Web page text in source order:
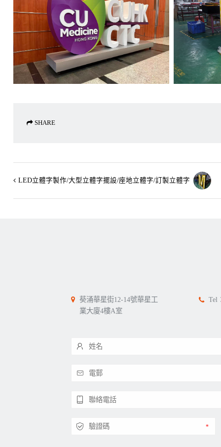
SHARE
LED立體字製作/大型立體字擺設/座地立體字/訂製立體字
葵涌華星街12-14號華星工
業大廈4樓A室
Tel